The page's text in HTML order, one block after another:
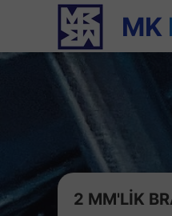
MK
2 MM'LİK